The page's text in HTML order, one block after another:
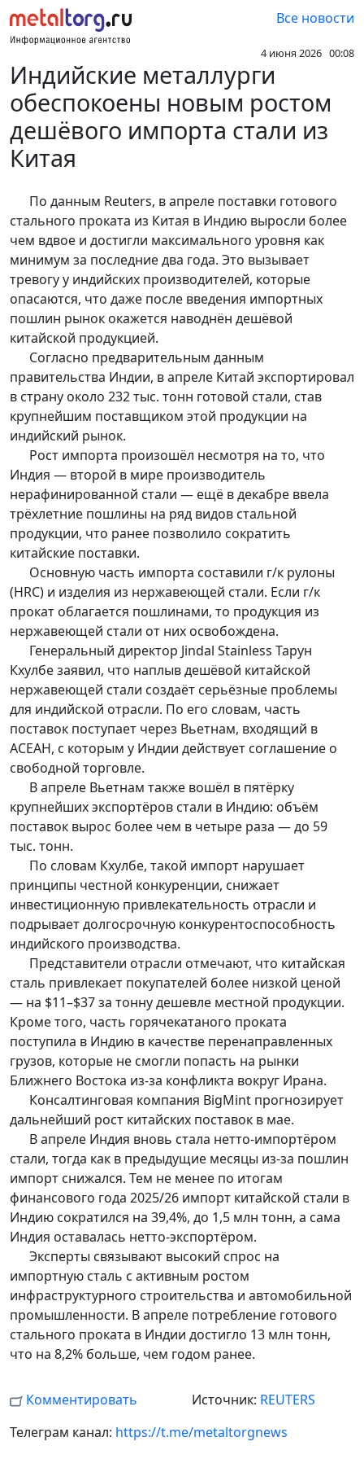
Все новости
4 июня 2026 00:08
Индийские металлурги
обеспокоены новым ростом
дешёвого импорта стали из
Китая
По данным Reuters, в апреле поставки готового
стального проката из Китая в Индию выросли более
чем вдвое и достигли максимального уровня как
минимум за последние два года. Это вызывает
тревогу у индийских производителей, которые
опасаются, что даже после введения импортных
пошлин рынок окажется наводнён дешёвой
китайской продукцией.
Согласно предварительным данным
правительства Индии, в апреле Китай экспортировал
в страну около 232 тыс. тонн готовой стали, став
крупнейшим поставщиком этой продукции на
индийский рынок.
Рост импорта произошёл несмотря на то, что
Индия — второй в мире производитель
нерафинированной стали — ещё в декабре ввела
трёхлетние пошлины на ряд видов стальной
продукции, что ранее позволило сократить
китайские поставки.
Основную часть импорта составили г/к рулоны
(HRC) и изделия из нержавеющей стали. Если г/к
прокат облагается пошлинами, то продукция из
нержавеющей стали от них освобождена.
Генеральный директор Jindal Stainless Тарун
Кхулбе заявил, что наплыв дешёвой китайской
нержавеющей стали создаёт серьёзные проблемы
для индийской отрасли. По его словам, часть
поставок поступает через Вьетнам, входящий в
АСЕАН, с которым у Индии действует соглашение о
свободной торговле.
В апреле Вьетнам также вошёл в пятёрку
крупнейших экспортёров стали в Индию: объём
поставок вырос более чем в четыре раза — до 59
тыс. тонн.
По словам Кхулбе, такой импорт нарушает
принципы честной конкуренции, снижает
инвестиционную привлекательность отрасли и
подрывает долгосрочную конкурентоспособность
индийского производства.
Представители отрасли отмечают, что китайская
сталь привлекает покупателей более низкой ценой
— на $11–$37 за тонну дешевле местной продукции.
Кроме того, часть горячекатаного проката
поступила в Индию в качестве перенаправленных
грузов, которые не смогли попасть на рынки
Ближнего Востока из-за конфликта вокруг Ирана.
Консалтинговая компания BigMint прогнозирует
дальнейший рост китайских поставок в мае.
В апреле Индия вновь стала нетто-импортёром
стали, тогда как в предыдущие месяцы из-за пошлин
импорт снижался. Тем не менее по итогам
финансового года 2025/26 импорт китайской стали в
Индию сократился на 39,4%, до 1,5 млн тонн, а сама
Индия оставалась нетто-экспортёром.
Эксперты связывают высокий спрос на
импортную сталь с активным ростом
инфраструктурного строительства и автомобильной
промышленности. В апреле потребление готового
стального проката в Индии достигло 13 млн тонн,
что на 8,2% больше, чем годом ранее.
Комментировать Источник: REUTERS
Телеграм канал: https://t.me/metaltorgnews